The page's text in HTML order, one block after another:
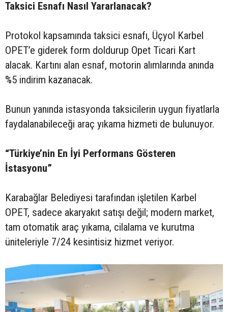
Taksici Esnafı Nasıl Yararlanacak?
Protokol kapsamında taksici esnafı, Üçyol Karbel
OPET’e giderek form doldurup Opet Ticari Kart
alacak. Kartını alan esnaf, motorin alımlarında anında
%5 indirim kazanacak.
Bunun yanında istasyonda taksicilerin uygun fiyatlarla
faydalanabileceği araç yıkama hizmeti de bulunuyor.
“Türkiye’nin En İyi Performans Gösteren
İstasyonu”
Karabağlar Belediyesi tarafından işletilen Karbel
OPET, sadece akaryakıt satışı değil; modern market,
tam otomatik araç yıkama, cilalama ve kurutma
üniteleriyle 7/24 kesintisiz hizmet veriyor.